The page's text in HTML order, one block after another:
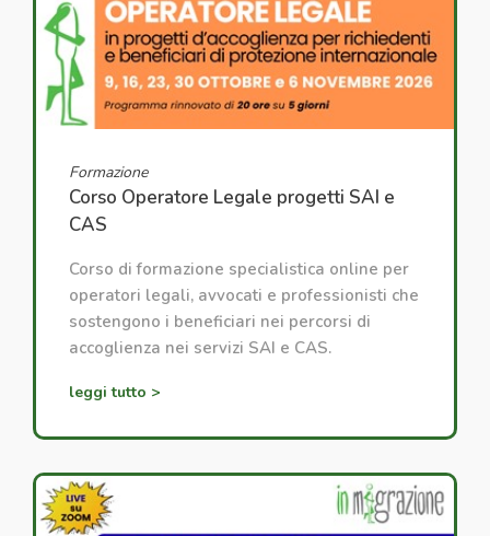
Formazione
Corso Operatore Legale progetti SAI e
CAS
Corso di formazione specialistica online per
operatori legali, avvocati e professionisti che
sostengono i beneficiari nei percorsi di
accoglienza nei servizi SAI e CAS.
leggi tutto >